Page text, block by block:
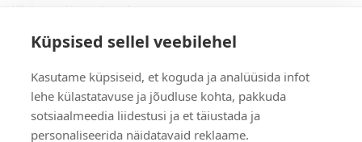
Küpsised sellel veebilehel
Kasutame küpsiseid, et koguda ja analüüsida infot
lehe külastatavuse ja jõudluse kohta, pakkuda
sotsiaalmeedia liidestusi ja et täiustada ja
personaliseerida näidatavaid reklaame.
Küsimused ja vastused
Privaatsuspoliitika
Kontakt
Tulika põik 3, Tallinn
info@kinkston.ee